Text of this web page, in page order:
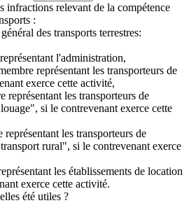
infractions relevant de la compétence
:
des transports terrestres:
l'administration,
représentant les transporteurs de
exerce cette activité,
représentant les transporteurs de
si le contrevenant exerce cette
les transporteurs de
rural", si le contrevenant exerce
les établissements de location
exerce cette activité.
été utiles ?